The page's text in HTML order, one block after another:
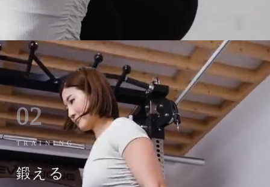
02
TRAINING
鍛える